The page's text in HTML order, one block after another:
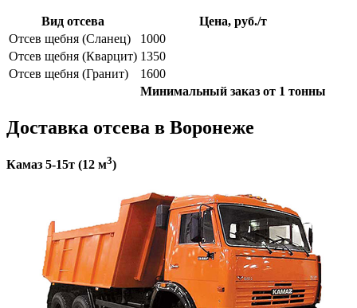
Вид отсева
Цена, руб./т
Отсев щебня (Сланец)
1000
Отсев щебня (Кварцит) 1350
Отсев щебня (Гранит)
1600
Минимальный заказ от 1 тонны
Доставка отсева в Воронеже
Камаз 5-15т (12 м3)